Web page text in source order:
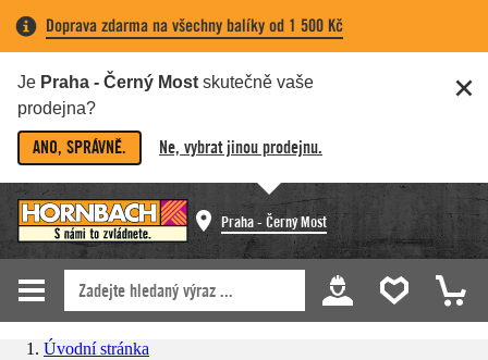
Doprava zdarma na všechny balíky od 1 500 Kč
Je Praha - Černý Most skutečně vaše
prodejna?
ANO, SPRÁVNĚ. Ne, vybrat jinou prodejnu.
Praha - Černý Most
Úvodní stránka